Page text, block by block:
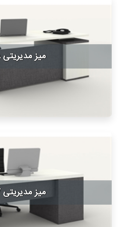
میز مدیریتی DM108
میز مدیریتی DM107